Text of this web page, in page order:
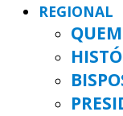
REGIONAL